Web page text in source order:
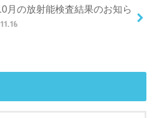
月の放射能検査結果のお知ら